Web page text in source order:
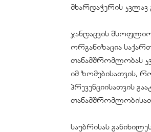
მხარდაჭერის კვლავ
ჯანდაცვის
ორგანიზაცია
თანამშრომლობას
იმ ზომებისათვის,
პრევენციისათვის
საუბრისას